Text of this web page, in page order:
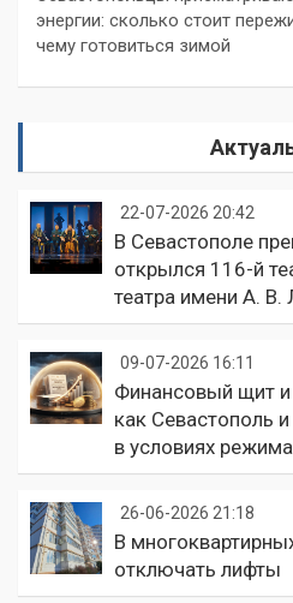
энергии: сколько стоит
чему готовиться зимой
22-07-2026 20:42
В Севастополе
открылся 116-й
театра имени А. В.
09-07-2026 16:11
Финансовый щит
как Севастополь
в условиях
26-06-2026 21:18
В
отключать лифты